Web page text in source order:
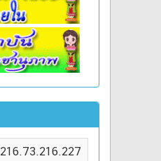
216.73.216.227